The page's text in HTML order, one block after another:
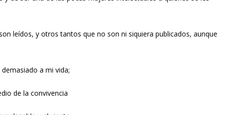
leídos, y otros tantos que no son ni siquiera publicados, aunque
a mi vida;
de la convivencia